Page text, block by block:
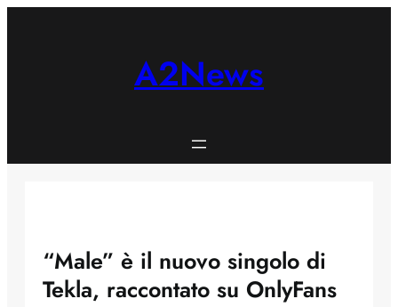
A2News
“Male” è il nuovo singolo di
Tekla, raccontato su OnlyFans